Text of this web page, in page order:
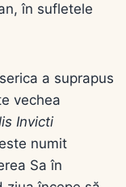
în sufletele
a suprapus
vechea
Invicti
numit
Sa în